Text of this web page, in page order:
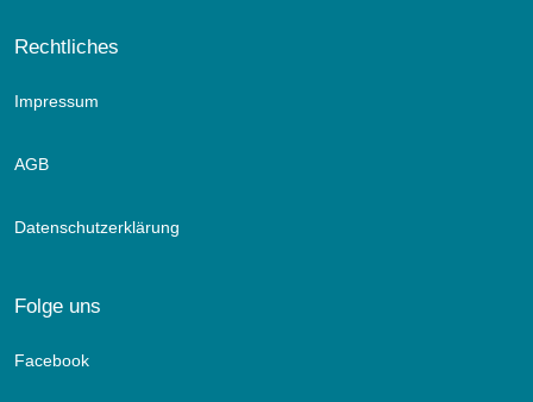
Rechtliches
Impressum
AGB
Datenschutzerklärung
Folge uns
Facebook